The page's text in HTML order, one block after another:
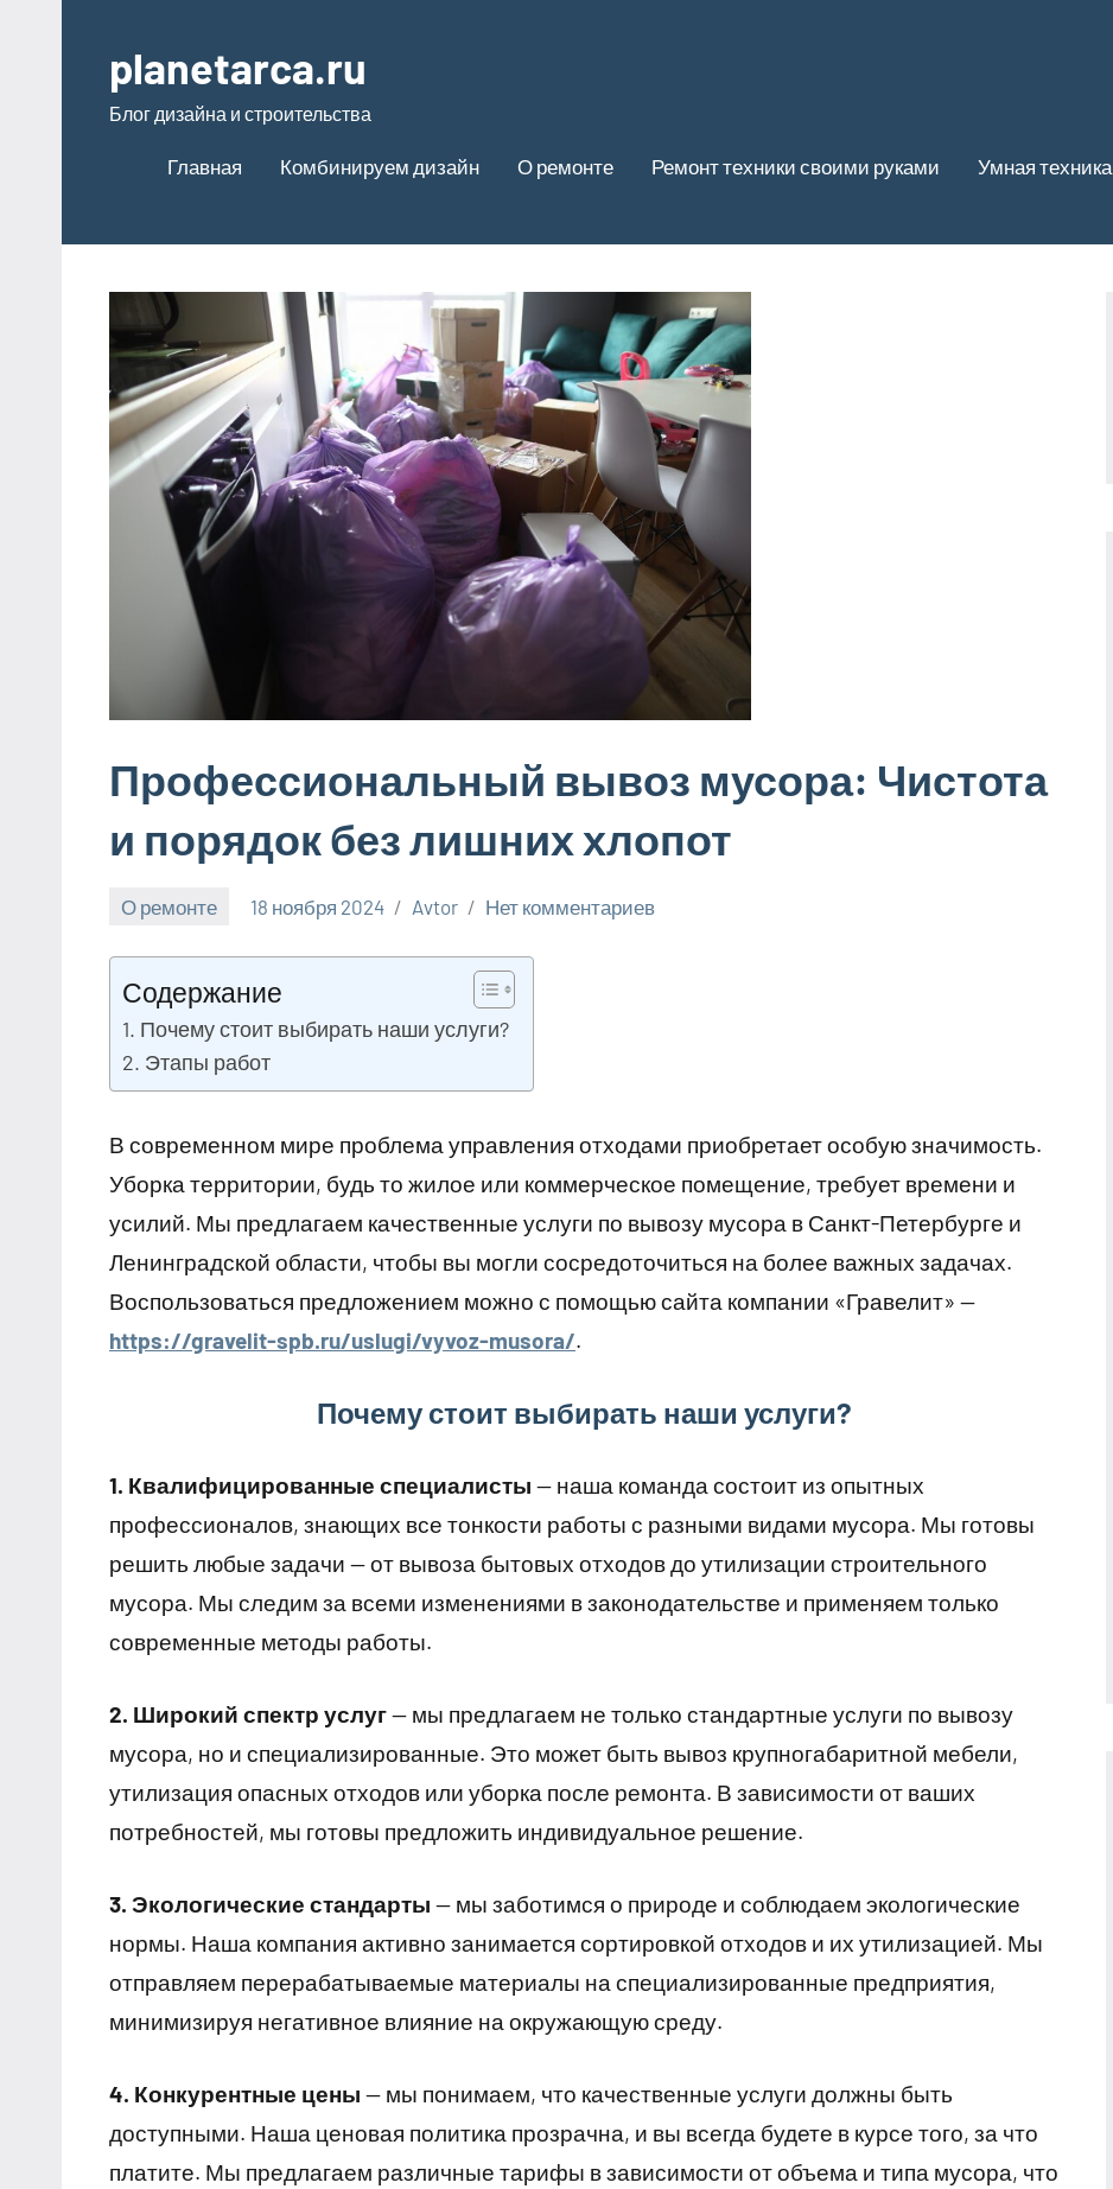
содержимому
planetarca.ru
Блог дизайна и строительства
Главная Комбинируем дизайн О ремонте Ремонт техники своими руками Умная техника
Профессиональный вывоз мусора: Чистота
и порядок без лишних хлопот
О ремонте 18 ноября 2024 Avtor Нет комментариев
Содержание
Почему стоит выбирать наши услуги?
Этапы работ
В современном мире проблема управления отходами приобретает особую значимость.
Уборка территории, будь то жилое или коммерческое помещение, требует времени и
усилий. Мы предлагаем качественные услуги по вывозу мусора в Санкт-Петербурге и
Ленинградской области, чтобы вы могли сосредоточиться на более важных задачах.
Воспользоваться предложением можно с помощью сайта компании «Гравелит» —
https://gravelit-spb.ru/uslugi/vyvoz-musora/.
Почему стоит выбирать наши услуги?
1. Квалифицированные специалисты — наша команда состоит из опытных
профессионалов, знающих все тонкости работы с разными видами мусора. Мы готовы
решить любые задачи — от вывоза бытовых отходов до утилизации строительного
мусора. Мы следим за всеми изменениями в законодательстве и применяем только
современные методы работы.
2. Широкий спектр услуг— мы предлагаем не только стандартные услуги по вывозу
мусора, но и специализированные. Это может быть вывоз крупногабаритной мебели,
утилизация опасных отходов или уборка после ремонта. В зависимости от ваших
потребностей, мы готовы предложить индивидуальное решение.
3. Экологические стандарты — мы заботимся о природе и соблюдаем экологические
нормы. Наша компания активно занимается сортировкой отходов и их утилизацией. Мы
отправляем перерабатываемые материалы на специализированные предприятия,
минимизируя негативное влияние на окружающую среду.
4. Конкурентные цены — мы понимаем, что качественные услуги должны быть
доступными. Наша ценовая политика прозрачна, и вы всегда будете в курсе того, за что
платите. Мы предлагаем различные тарифы в зависимости от объема и типа мусора, что